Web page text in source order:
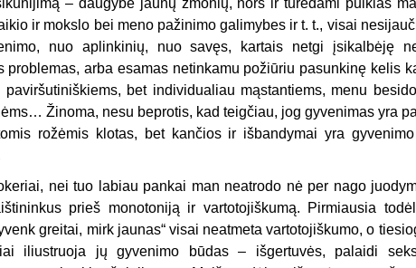
– daugybė jaunų žmonių, nors ir turėdami puikias
ir mokslo bei meno pažinimo galimybes ir t. t., visai
nuo aplinkinių, nuo savęs, kartais netgi įsikalbėję
problemas, arba esamas netinkamu požiūriu pasunkinę kelis
bet individualiau mąstantiems, menu
Žinoma, nesu beprotis, kad teigčiau, jog gyvenimas yra
rožėmis klotas, bet kančios ir išbandymai yra
nei tuo labiau pankai man neatrodo nė per nago
prieš monotoniją ir vartotojiškumą. Pirmiausia
greitai, mirk jaunas“ visai neatmeta vartotojiškumo, o
iliustruoja jų gyvenimo būdas – išgertuvės, palaidi